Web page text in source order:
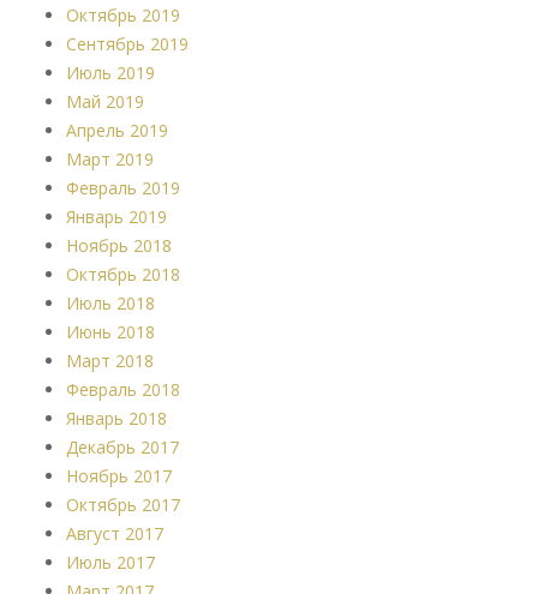
Октябрь 2019
Сентябрь 2019
Июль 2019
Май 2019
Апрель 2019
Март 2019
Февраль 2019
Январь 2019
Ноябрь 2018
Октябрь 2018
Июль 2018
Июнь 2018
Март 2018
Февраль 2018
Январь 2018
Декабрь 2017
Ноябрь 2017
Октябрь 2017
Август 2017
Июль 2017